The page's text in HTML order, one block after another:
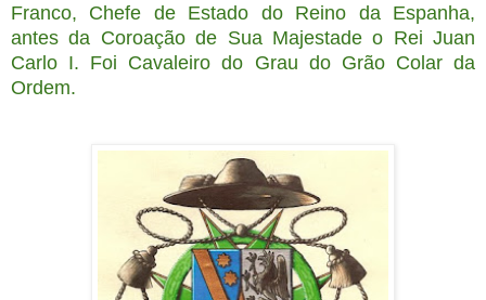
Franco, Chefe de Estado do Reino da Espanha,
antes da Coroação de Sua Majestade o Rei Juan
Carlo I. Foi Cavaleiro do Grau do Grão Colar da
Ordem.